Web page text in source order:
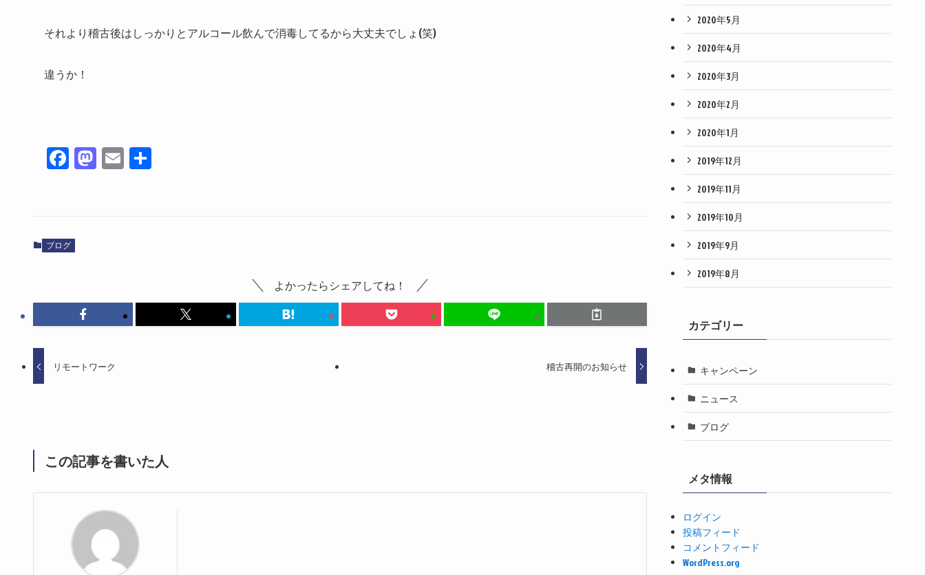
それより稽古後はしっかりとアルコール飲んで消毒してるから大丈夫でしょ(笑)
違うか！
Fa
ce
ok
M
as
do
E
m
ブログ
よかったらシェアしてね！
リモートワーク 稽古再開のお知らせ
この記事を書いた人
2020年5月
2020年4月
2020年3月
2020年2月
2020年1月
2019年12月
2019年11月
2019年10月
2019年9月
2019年8月
カテゴリー
キャンペーン
ニュース
ブログ
メタ情報
ログイン
投稿フィード
コメントフィード
WordPress.org